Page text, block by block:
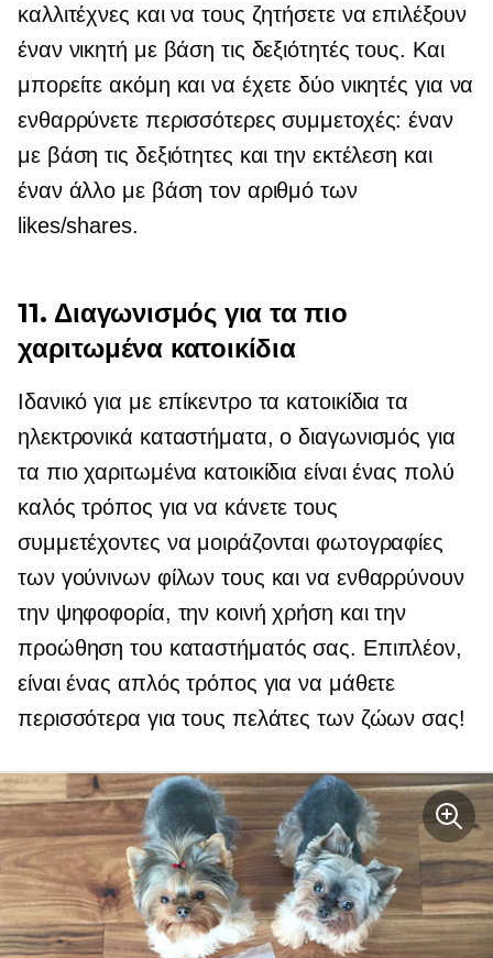
καλλιτέχνες και να τους ζητήσετε να επιλέξουν
έναν νικητή με βάση τις δεξιότητές τους. Και
μπορείτε ακόμη και να έχετε δύο νικητές για να
ενθαρρύνετε περισσότερες συμμετοχές: έναν
με βάση τις δεξιότητες και την εκτέλεση και
έναν άλλο με βάση τον αριθμό των
likes/shares.
11. Διαγωνισμός για τα πιο
χαριτωμένα κατοικίδια
Ιδανικό για με επίκεντρο τα κατοικίδια τα
ηλεκτρονικά καταστήματα, ο διαγωνισμός για
τα πιο χαριτωμένα κατοικίδια είναι ένας πολύ
καλός τρόπος για να κάνετε τους
συμμετέχοντες να μοιράζονται φωτογραφίες
των γούνινων φίλων τους και να ενθαρρύνουν
την ψηφοφορία, την κοινή χρήση και την
προώθηση του καταστήματός σας. Επιπλέον,
είναι ένας απλός τρόπος για να μάθετε
περισσότερα για τους πελάτες των ζώων σας!